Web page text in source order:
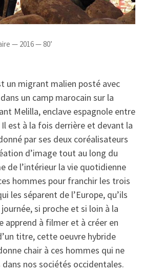
— 2016 — 80’
un migrant malien posté avec
un camp marocain sur la
Melilla, enclave espagnole entre
Il est à la fois derrière et devant la
par ses deux coréalisateurs
d’image tout au long du
de l’intérieur la vie quotidienne
hommes pour franchir les trois
les séparent de l’Europe, qu’ils
si proche et si loin à la
apprend à filmer et à créer en
titre, cette oeuvre hybride
chair à ces hommes qui ne
nos sociétés occidentales.